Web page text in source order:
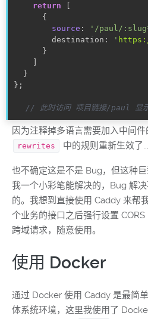
return
{
source : '/paul/
        destination
: '
}
}
} ;
// 此时访问 项目链接/paul 显
因为注释掉多语言需要加入中间件
rewrites 中的规则重新生效了...
也不确定这是不是 Bug，但这种
我一个小彩笔能解决的，Bug 解
的。我想到直接使用 Caddy 来帮
个业务的接口之后强行设置
跨域请求，随意使用。
使用 Docker
通过 Docker 使用 Caddy 是最简
体系统环境，这里我使用了